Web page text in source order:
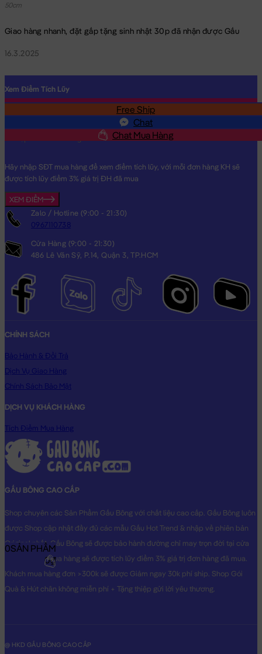
Heo Bông Tiktok Cosplay Kỳ Lân Unicorn
50cm
Giao hàng nhanh, đặt gấp tặng sinh nhật 30p đã nhận được Gấu
16.3.2025
Free Ship
Chat
Chat Mua Hàng
Xem Điểm Tích Lũy
Hãy nhập SĐT mua hàng để xem điểm tích lũy, với mỗi đơn hàng KH sẽ
được tích lũy điểm 3% giá trị ĐH đã mua
XEM ĐIỂM
Zalo / Hotline (9:00 - 21:30)
0967110738
Cửa Hàng (9:00 - 21:30)
486 Lê Văn Sỹ, P.14, Quận 3, TP.HCM
CHÍNH SÁCH
Bảo Hành & Đổi Trả
Dịch Vụ Giao Hàng
Chính Sách Bảo Mật
DỊCH VỤ KHÁCH HÀNG
Tích Điểm Mua Hàng
GẤU BÔNG CAO CẤP
Shop chuyên các Sản Phẩm Gấu Bông với chất liệu cao cấp. Gấu Bông luôn
được Shop cập nhật đầy đủ các mẫu Gấu Hot Trend & nhập về phiên bản
Original nhất. Gấu Bông sẽ được bảo hành đường chỉ may trọn đời tại cửa
hàng, Khách mua hàng sẽ được tích lũy điểm 3% giá trị đơn hàng đã mua.
Khách mua hàng đơn >300k sẽ được Giảm ngay 30k phí ship. Shop Gói
Quà & Hút chân không miễn phí + Tặng thiệp gửi lời yêu thương.
@ HKD GẤU BÔNG CAO CẤP
0SẢN PHẨM
0₫